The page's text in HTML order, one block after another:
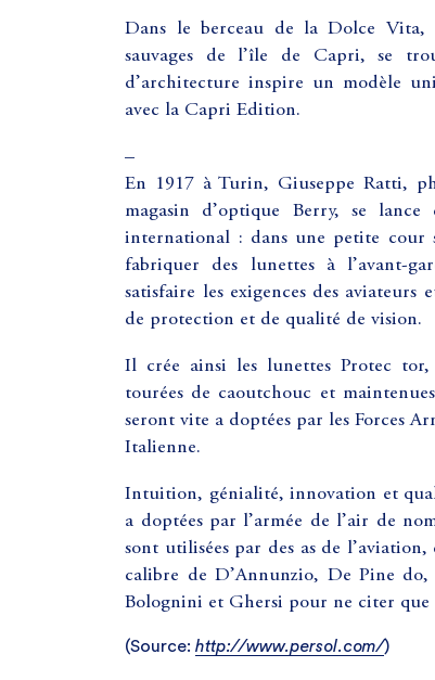
Dans le berceau de la Dolce Vita,
sauvages de l’île de Capri, se
d’architecture inspire un modèle
avec la Capri Edition.
–
En 1917 à Turin, Giuseppe Ratti,
magasin d’optique Berry, se
international : dans une petite cour
fabriquer des lunettes à l’avant-
satisfaire les exigences des
de protection et de qualité de vision.
Il crée ainsi les lunettes Protec tor,
tourées de caoutchouc et
seront vite a doptées par les Forces
Italienne.
Intuition, génialité, innovation et
a doptées par l’armée de l’air de
sont utilisées par des as de
calibre de D’Annunzio, De Pine
Bolognini et Ghersi pour ne citer que
(Source: http://www.persol.com/)